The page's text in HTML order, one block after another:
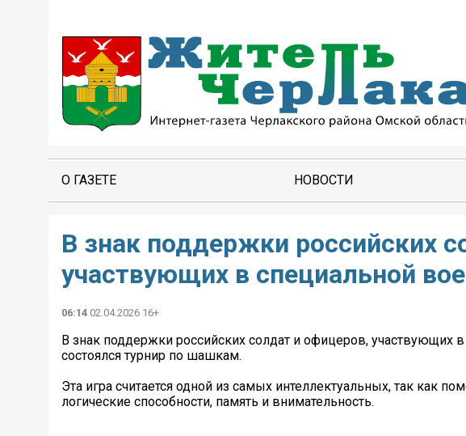
О ГАЗЕТЕ НОВОСТИ
В знак поддержки российских
участвующих в специальной
06:14 02.04.2026 16+
В знак поддержки российских солдат и офицеров, участвующих
состоялся турнир по шашкам.
Эта игра считается одной из самых интеллектуальных, так как
логические способности, память и внимательность.